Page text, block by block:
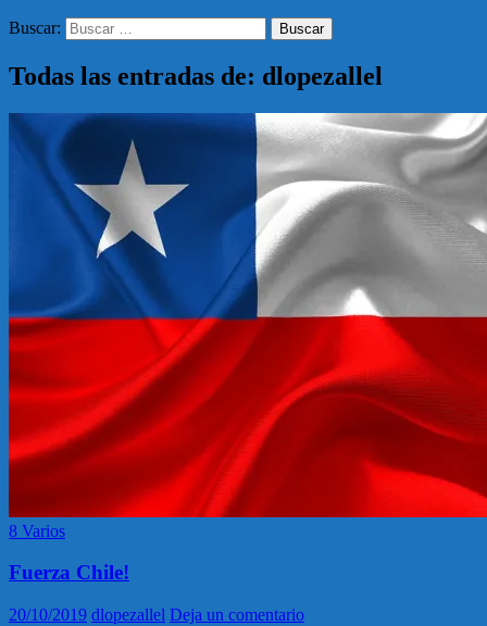
Buscar:
Todas las entradas de: dlopezallel
8 Varios
Fuerza Chile!
20/10/2019 dlopezallel Deja un comentario